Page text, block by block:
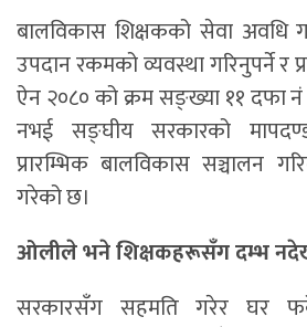
बालविकास शिक्षकको सेवा अवधि
उपदान रकमको व्यवस्था गरिनुपर्ने र
ऐन २०८० को क्रम सङ्ख्या ११ दफा नं
नभई सङ्घीय सरकारको
प्रारम्भिक बालविकास सञ्चालन
गरेको छ।
ओलीले भने शिक्षकहरूसँग दम्भ
सरकारसँग सहमति गरेर घर